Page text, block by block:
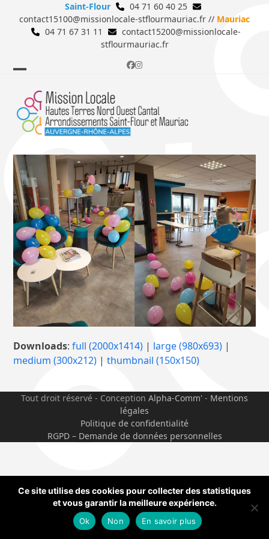
Saint-Flour
04 71 60 40 25
contact15100@missionlocale-stflourmauriac.fr // Mauriac
04 71 67 31 11
contact15200@missionlocale-
stflourmauriac.fr
Facebook
Instagram
de
barre
rétractile
de
barre
rétractile
Downloads:full (2000x1414) | large (980x693) |
medium (300x212) |thumbnail (150x150)
Tout droit réservé - Conception Alpha-Comm' - Mentions
légales
Politique de confidentialité
RGPD – Demande de données personnelles
Ce site utilise des cookies pour collecter des statistiques
et vous garantir la meilleure expérience.
Ok Non En savoir plus